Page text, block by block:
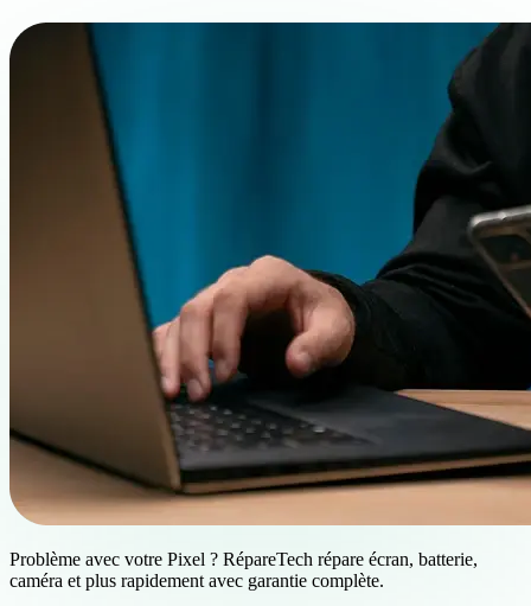
Problème avec votre Pixel ? RépareTech répare écran, batterie,
caméra et plus rapidement avec garantie complète.